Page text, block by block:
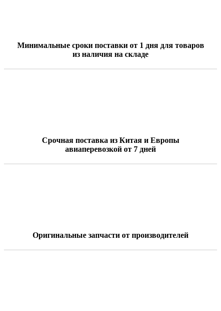
Минимальные сроки поставки от 1 дня для товаров
из наличия на складе
Срочная поставка из Китая и Европы
авиаперевозкой от 7 дней
Оригинальные запчасти от производителей